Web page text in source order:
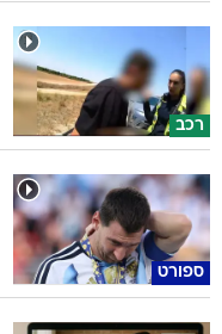
רכב
ספורט